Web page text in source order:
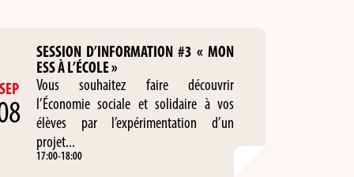
SESSION D’INFORMATION #3 « MON
ESS À L’ÉCOLE »
Vous souhaitez faire découvrir
l’Économie sociale et solidaire à vos
élèves par l’expérimentation d’un
projet...
17:00-18:00